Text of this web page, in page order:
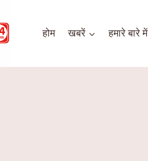
होम खबरें हमारे बारे में